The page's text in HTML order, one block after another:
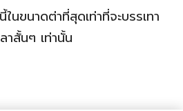
ขนาดต่าที่สุดเท่าที่จะบรรเทา
าสั้นๆ เท่านั้น